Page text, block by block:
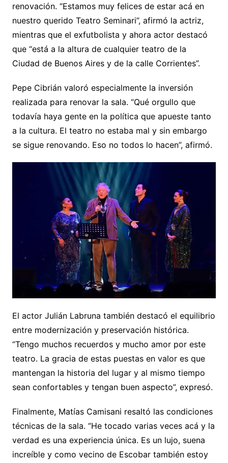
renovación. “Estamos muy felices de estar acá en
nuestro querido Teatro Seminari”, afirmó la actriz,
mientras que el exfutbolista y ahora actor destacó
que “está a la altura de cualquier teatro de la
Ciudad de Buenos Aires y de la calle Corrientes”.
Pepe Cibrián valoró especialmente la inversión
realizada para renovar la sala. “Qué orgullo que
todavía haya gente en la política que apueste tanto
a la cultura. El teatro no estaba mal y sin embargo
se sigue renovando. Eso no todos lo hacen”, afirmó.
El actor Julián Labruna también destacó el equilibrio
entre modernización y preservación histórica.
“Tengo muchos recuerdos y mucho amor por este
teatro. La gracia de estas puestas en valor es que
mantengan la historia del lugar y al mismo tiempo
sean confortables y tengan buen aspecto”, expresó.
Finalmente, Matías Camisani resaltó las condiciones
técnicas de la sala. “He tocado varias veces acá y la
verdad es una experiencia única. Es un lujo, suena
increíble y como vecino de Escobar también estoy